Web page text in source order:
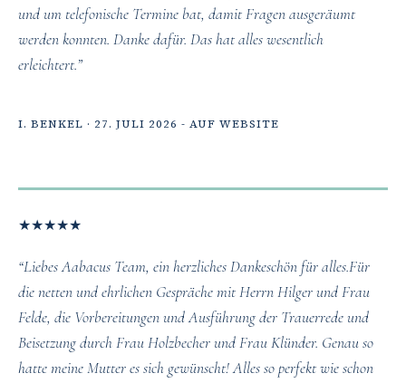
und um telefonische Termine bat, damit Fragen ausgeräumt
werden konnten. Danke dafür. Das hat alles wesentlich
erleichtert.”
I. BENKEL · 27. JULI 2026 - AUF WEBSITE
★★★★★
“Liebes Aabacus Team, ein herzliches Dankeschön für alles.Für
die netten und ehrlichen Gespräche mit Herrn Hilger und Frau
Felde, die Vorbereitungen und Ausführung der Trauerrede und
Beisetzung durch Frau Holzbecher und Frau Klünder. Genau so
hatte meine Mutter es sich gewünscht! Alles so perfekt wie schon